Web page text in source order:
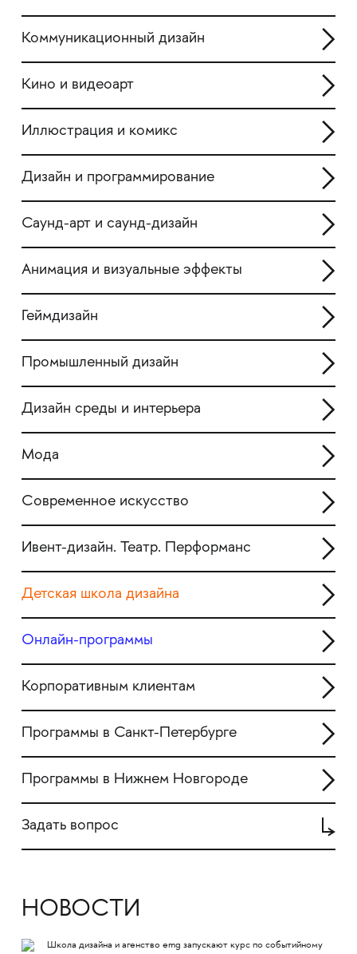
Коммуникационный дизайн
Кино и видеоарт
Иллюстрация и комикс
Дизайн и программирование
Саунд-арт и саунд-дизайн
Анимация и визуальные эффекты
Геймдизайн
Промышленный дизайн
Дизайн среды и интерьера
Мода
Современное искусство
Ивент-дизайн. Театр. Перформанс
Детская школа дизайна
Онлайн-программы
Корпоративным клиентам
Программы в Санкт-Петербурге
Программы в Нижнем Новгороде
Задать вопрос
НОВОСТИ